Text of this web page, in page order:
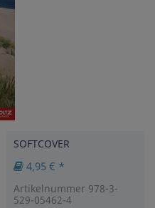
SOFTCOVER
4,95 € *
Artikelnummer 978-3-
529-05462-4